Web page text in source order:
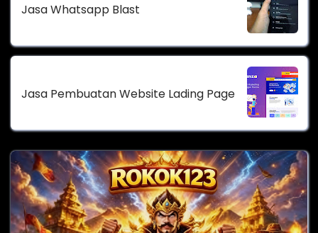
Jasa Whatsapp Blast
Jasa Pembuatan Website Lading Page